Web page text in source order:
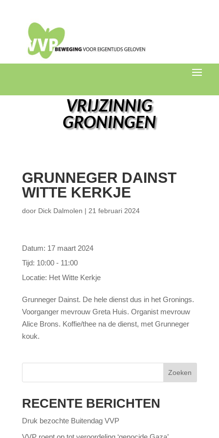
VRIJZINNIG
GRONINGEN
GRUNNEGER DAINST
WITTE KERKJE
door Dick Dalmolen | 21 februari 2024
Datum: 17 maart 2024
Tijd: 10:00 - 11:00
Locatie: Het Witte Kerkje
Grunneger Dainst. De hele dienst dus in het Gronings.
Voorganger mevrouw Greta Huis. Organist mevrouw
Alice Brons. Koffie/thee na de dienst, met Grunneger
kouk.
Zoeken
RECENTE BERICHTEN
Druk bezochte Buitendag VVP